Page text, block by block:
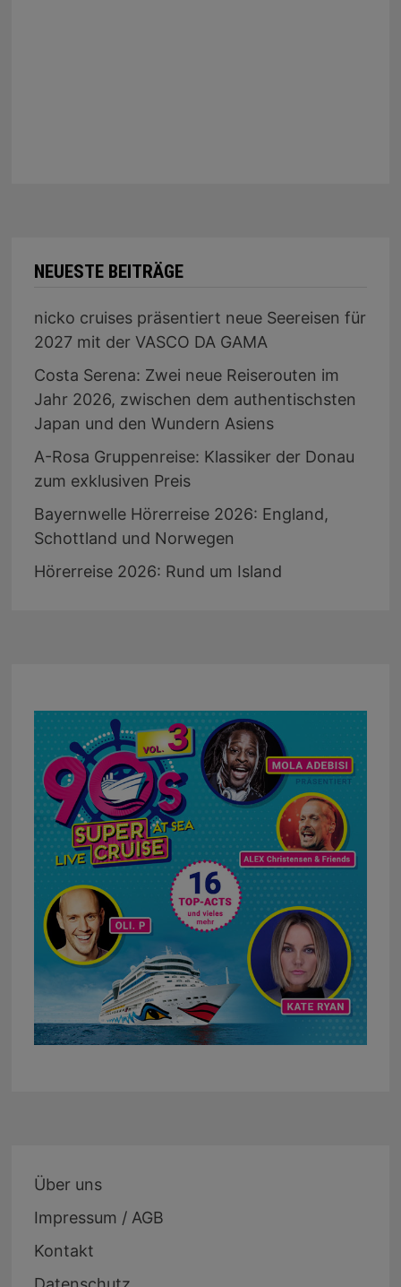
NEUESTE BEITRÄGE
nicko cruises präsentiert neue Seereisen für
2027 mit der VASCO DA GAMA
Costa Serena: Zwei neue Reiserouten im
Jahr 2026, zwischen dem authentischsten
Japan und den Wundern Asiens
A-Rosa Gruppenreise: Klassiker der Donau
zum exklusiven Preis
Bayernwelle Hörerreise 2026: England,
Schottland und Norwegen
Hörerreise 2026: Rund um Island
Über uns
Impressum / AGB
Kontakt